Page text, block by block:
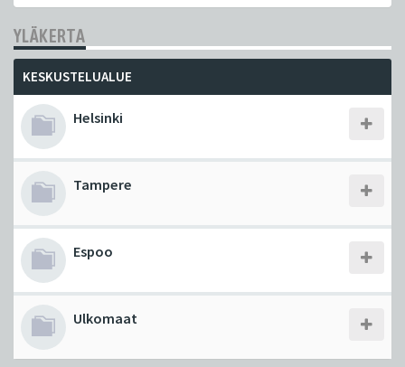
YLÄKERTA
KESKUSTELUALUE
Helsinki
Tampere
Espoo
Ulkomaat